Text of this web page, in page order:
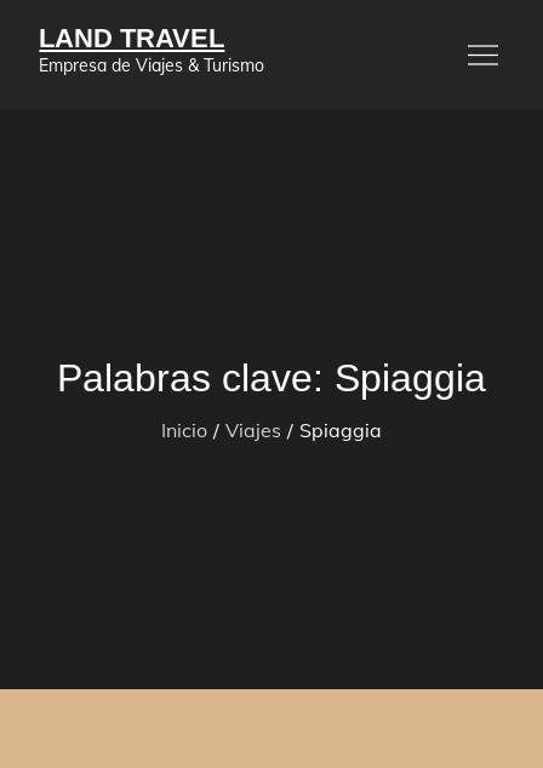
LAND TRAVEL
Empresa de Viajes & Turismo
Palabras clave: Spiaggia
Inicio Viajes Spiaggia